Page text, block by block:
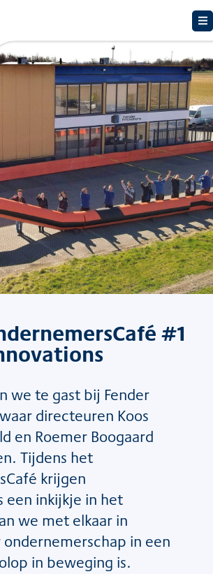
#1
we te gast bij Fender
directeuren Koos
en Roemer Boogaard
Tijdens het
krijgen
een inkijkje in het
we met elkaar in
in een
in beweging is.